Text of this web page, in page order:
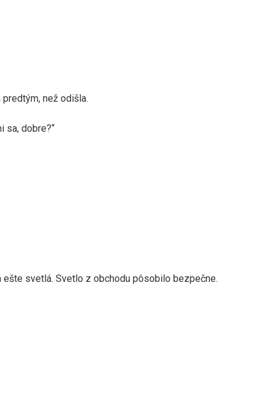
než odišla.
sa, dobre?“
ešte svetlá. Svetlo z obchodu pôsobilo bezpečne.